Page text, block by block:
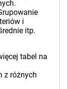
i
itp.
tabel na
z różnych